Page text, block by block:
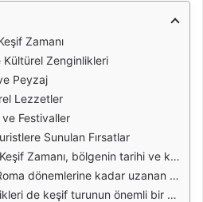
Zamanı
Kültürel Zenginlikleri
Peyzaj
Lezzetler
Festivaller
Sunulan Fırsatlar
hem de bireysel keşif deneyimleri sunarak, Akhisar'ın derinliklerine inmelerini sağlıyor. Bu sayede, katılımcılar hem yerel kültürü tanıma şansı buluyor hem de unutulmaz anılar biriktiriyorlar.
ve kiliseler gibi pek çok yapı sunuyor. Ata Tur ile yapılan keşifler, bu yapıları daha iyi anlamak ve onların hikayelerini dinlemek için ideal bir yol. Rehberler, katılımcılara bu yapılar hakkında derinlemesine bilgi vererek, ziyaretin daha anlamlı hale gelmesine katkı sağlıyor.
yürüyüşler, katılımcılara doğa ile iç içe bir deneyim sunuyor. Ata Tur sayesinde katılımcılar, hem tarih hem de doğanın tadını çıkararak, Akhisar'ın sunduğu güzellikleri keşfetme şansı buluyorlar.